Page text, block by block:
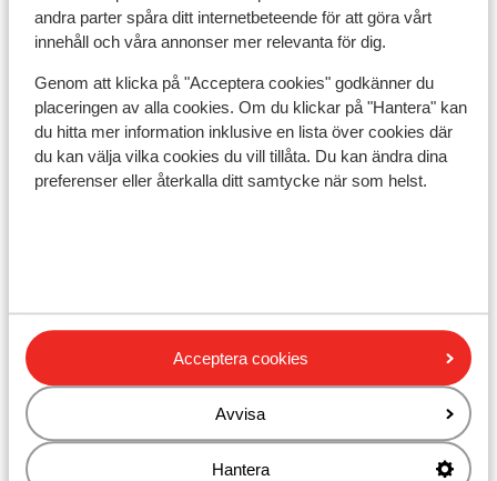
andra parter spåra ditt internetbeteende för att göra vårt
innehåll och våra annonser mer relevanta för dig.
Genom att klicka på "Acceptera cookies" godkänner du
placeringen av alla cookies. Om du klickar på "Hantera" kan
du hitta mer information inklusive en lista över cookies där
du kan välja vilka cookies du vill tillåta. Du kan ändra dina
preferenser eller återkalla ditt samtycke när som helst.
Acceptera cookies
Avvisa
Hantera
Avstånd till skidlift ca 500 m
Närmaste kiosk ca 80 m
Närmaste restaurang ca 80 m
Lugnt läge
Liftkort/Utrustning/Skidskola
Utrustning
Andra boenden i Zell am See - Kaprun